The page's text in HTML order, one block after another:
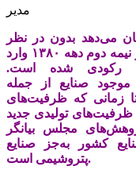
مدیر
می‌دهد بدون در نظر
گرفتن‌‌‌ نوسانات مقطعی‌‌‌، صنعت‌‌‌ کشور از نیمه‌‌‌ دوم دهه‌‌‌ ١٣٨٠ وارد
رکودی‌‌‌ شده است‌‌‌.
موجود صنایع‌‌‌ از جمله‌‌‌
زمانی‌‌‌ که‌‌‌ ظرفیت‌‌‌های‌‌‌
ظرفیت‌‌‌های‌‌‌ تولیدی‌‌‌ جدید
مجلس بیانگر
کشور به‌‌‌جز صنایع‌‌‌
پتروشیمی‌‌‌ است.